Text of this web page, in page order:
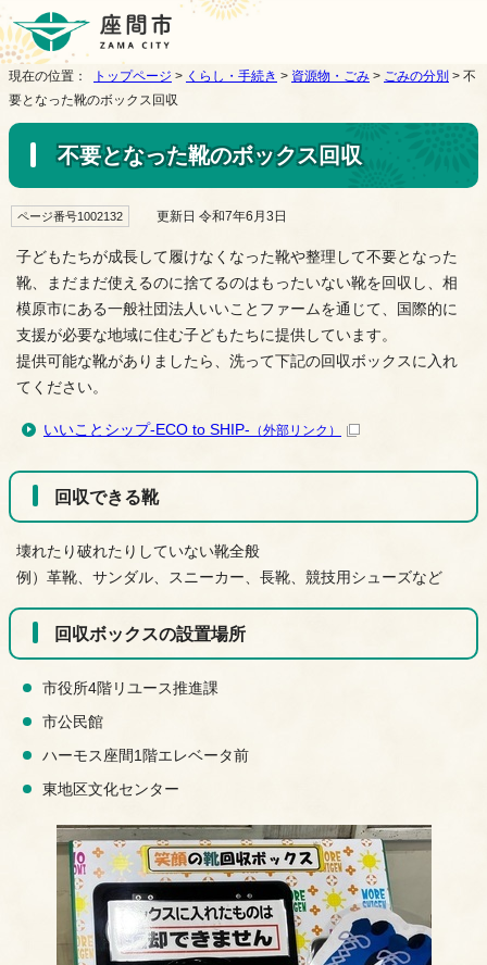
現在の位置： トップページ > くらし・手続き > 資源物・ごみ > ごみの分別 > 不
要となった靴のボックス回収
不要となった靴のボックス回収
ページ番号1002132 更新日 令和7年6月3日
子どもたちが成長して履けなくなった靴や整理して不要となった
靴、まだまだ使えるのに捨てるのはもったいない靴を回収し、相
模原市にある一般社団法人いいことファームを通じて、国際的に
支援が必要な地域に住む子どもたちに提供しています。
提供可能な靴がありましたら、洗って下記の回収ボックスに入れ
てください。
いいことシップ-ECO to SHIP- （外部リンク）
回収できる靴
壊れたり破れたりしていない靴全般
例）革靴、サンダル、スニーカー、長靴、競技用シューズなど
回収ボックスの設置場所
市役所4階リユース推進課
市公民館
ハーモス座間1階エレベータ前
東地区文化センター